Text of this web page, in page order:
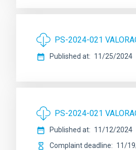
PS-2024-021
Published at 11/25/2024
PS-2024-021
Published at
11/12/2024
Complaint deadline
11/